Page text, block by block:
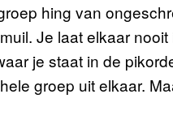
hing van
Je laat elkaar
je staat in de
groep uit elkaar.